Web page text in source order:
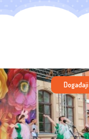
Događaji